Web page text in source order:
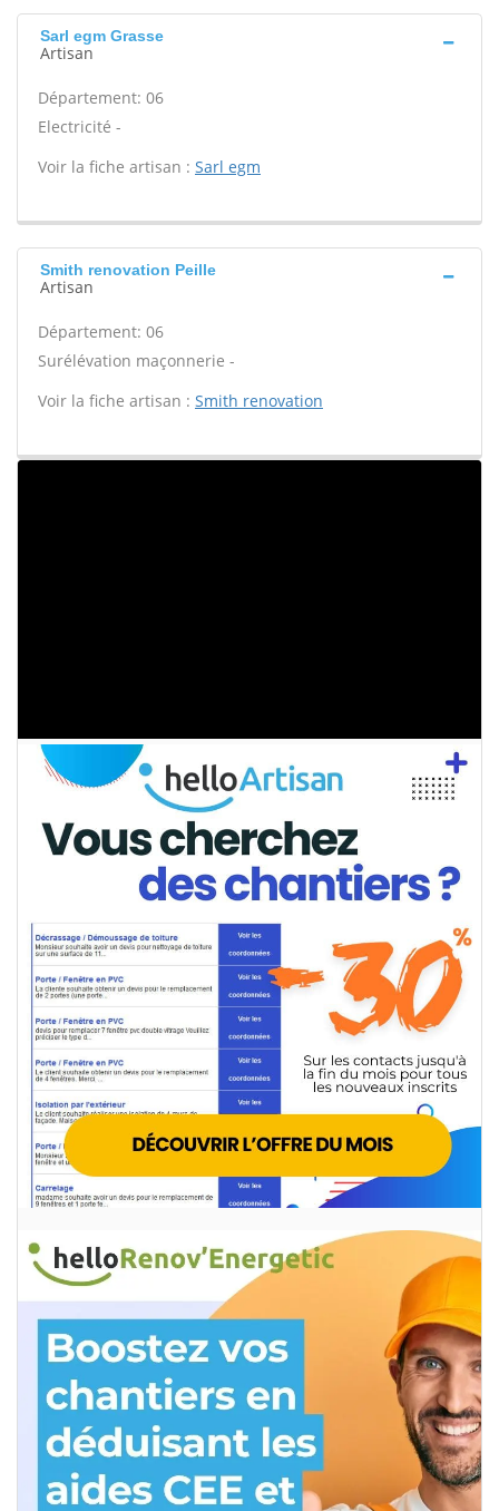
Sarl egm Grasse
Artisan
Département: 06
Electricité -
Voir la fiche artisan : Sarl egm
Smith renovation Peille
Artisan
Département: 06
Surélévation maçonnerie -
Voir la fiche artisan : Smith renovation